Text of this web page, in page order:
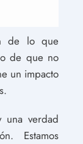
de lo que
de que no
un impacto
una verdad
Estamos